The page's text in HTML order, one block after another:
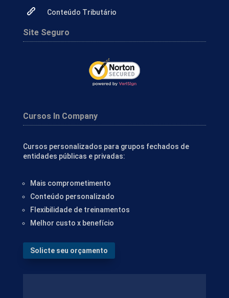
Conteúdo Tributário
Site Seguro
Cursos In Company
Cursos personalizados para grupos fechados de
entidades públicas e privadas:
Mais comprometimento
Conteúdo personalizado
Flexibilidade de treinamentos
Melhor custo x benefício
Solicte seu orçamento